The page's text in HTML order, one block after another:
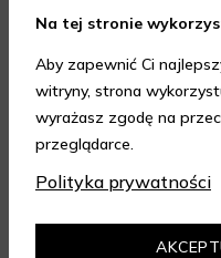
FORMY DOSTAWY
Na tej stronie
Aby zapewnić Ci
witryny, strona
wyrażasz zgodę na
przeglądarce.
Polityka prywatności